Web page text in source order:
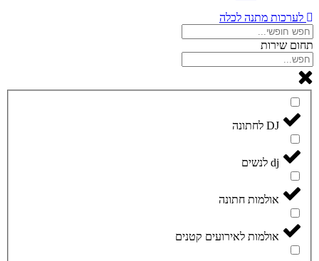
לערכות מתנה לכלה
תחום שירות
DJ לחתונה
dj לנשים
אולמות חתונה
אולמות לאירועים קטנים